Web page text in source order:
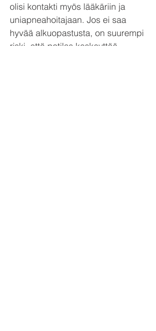
olisi kontakti myös lääkäriin ja
uniapneahoitajaan. Jos ei saa
hyvää alkuopastusta, on suurempi
riski, että potilas keskeyttää